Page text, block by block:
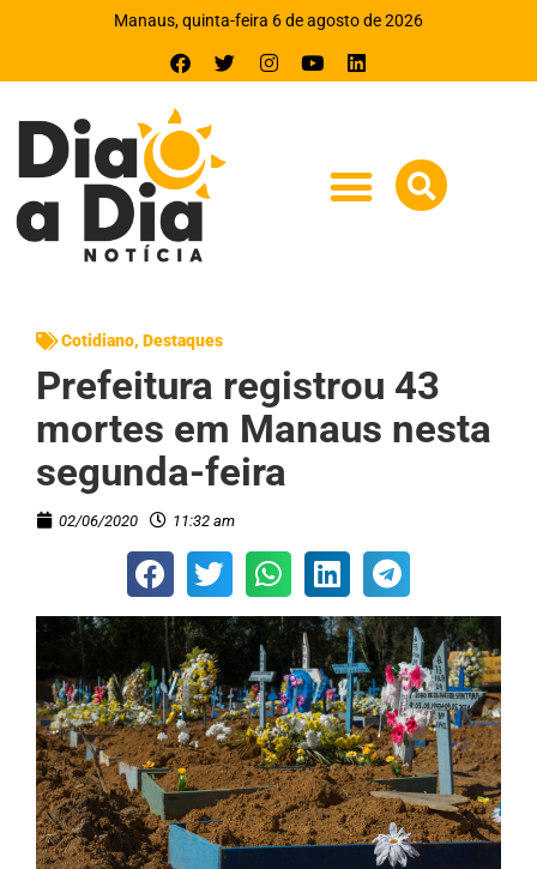
Manaus, quinta-feira 6 de agosto de 2026
Cotidiano, Destaques
Prefeitura registrou 43
mortes em Manaus nesta
segunda-feira
02/06/2020 11:32 am